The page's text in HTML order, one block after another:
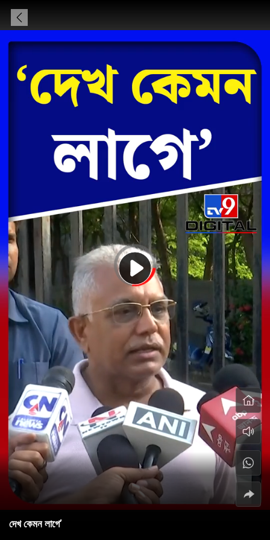
দেখ কেমন লাগে’